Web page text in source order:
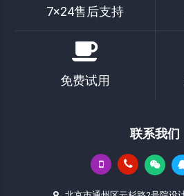
7×24售后支持
免费试用
联系我们